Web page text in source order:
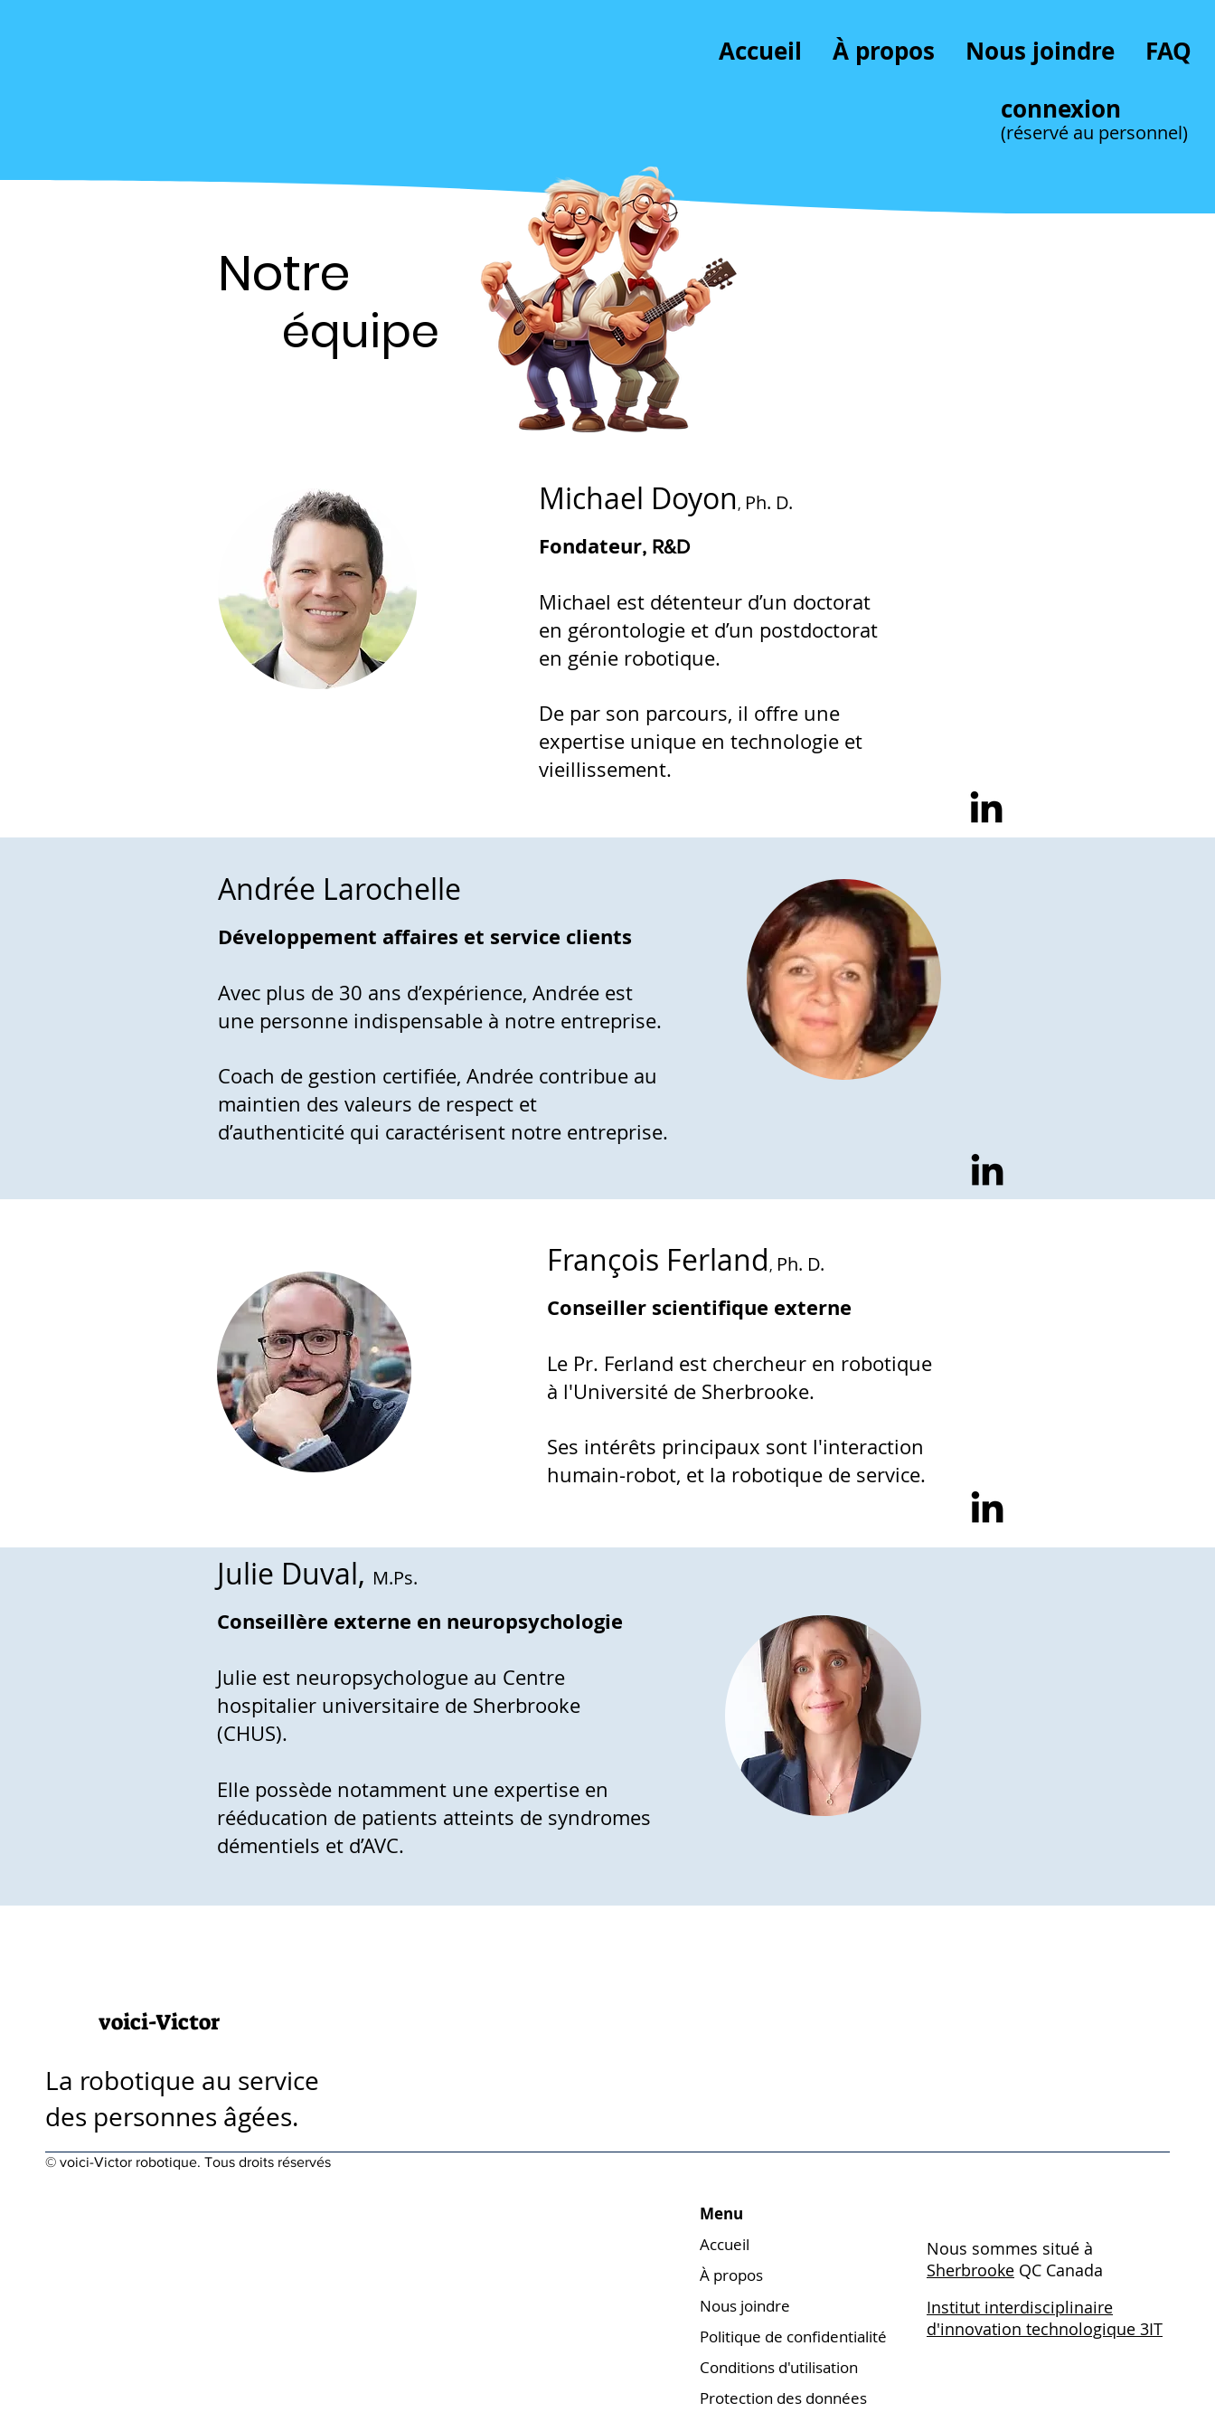
Accueil À propos Nous joindre
FAQ
connexion
(réservé au personnel)
Notre
équipe
Michael Doyon , Ph. D.
Fondateur, R&D
Michael est détenteur d’un doctorat
en gérontologie et d’un postdoctorat
en génie robotique.
De par son parcours, il offre une
expertise unique en technologie et
vieillissement.
Andrée Larochelle
Développement affaires et service clients
Avec plus de 30 ans d’expérience, Andrée est
une personne indispensable à notre entreprise.
Coach de gestion certifiée, Andrée contribue au
maintien des valeurs de respect et
d’authenticité qui caractérisent notre entreprise.
François Ferland , Ph. D.
Conseiller scientifique externe
Le Pr. Ferland est chercheur en robotique
à l'Université de Sherbrooke.
Ses intérêts principaux sont l'interaction
humain-robot, et la robotique de service.
Julie Duval, M.Ps.
Conseillère externe en neuropsychologie
Julie est neuropsychologue au Centre
hospitalier universitaire de Sherbrooke
(CHUS).
Elle possède notamment une expertise en
rééducation de patients atteints de syndromes
démentiels et d’AVC.
voici-Victor
La robotique au service
des personnes âgées.
© voici-Victor robotique. Tous droits réservés
Menu
Accueil
À propos
Nous joindre
Politique de confidentialité
Conditions d'utilisation
Protection des données
Nous sommes situé à
Sherbrooke QC Canada
Institut interdisciplinaire
d'innovation technologique 3IT